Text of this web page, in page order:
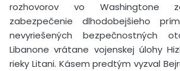
rozhovorov vo Washingtone
zabezpečenie dlhodobejšieho
nevyriešených bezpečnostných
Libanone vrátane vojenskej úlohy
rieky Litani. Kásem predtým vyzval